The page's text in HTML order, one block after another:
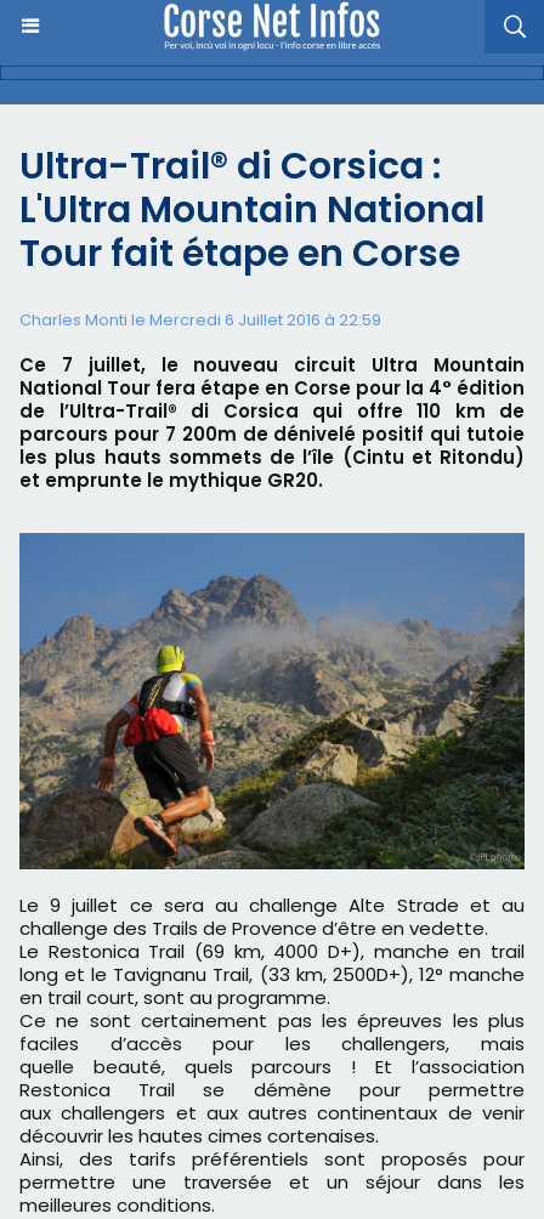
Ultra-Trail® di Corsica :
L'Ultra Mountain National
Tour fait étape en Corse
Charles Monti le Mercredi 6 Juillet 2016 à 22:59
Ce 7 juillet, le nouveau circuit Ultra Mountain
National Tour fera étape en Corse pour la 4° édition
de l’Ultra-Trail® di Corsica qui offre 110 km de
parcours pour 7 200m de dénivelé positif qui tutoie
les plus hauts sommets de l’île (Cintu et Ritondu)
et emprunte le mythique GR20.
Le 9 juillet ce sera au challenge Alte Strade et au
challenge des Trails de Provence d’être en vedette.
Le Restonica Trail (69 km, 4000 D+), manche en trail
long et le Tavignanu Trail, (33 km, 2500D+), 12° manche
en trail court, sont au programme.
Ce ne sont certainement pas les épreuves les plus
faciles d’accès pour les challengers, mais
quelle beauté, quels parcours ! Et l’association
Restonica Trail se démène pour permettre
aux challengers et aux autres continentaux de venir
découvrir les hautes cimes cortenaises.
Ainsi, des tarifs préférentiels sont proposés pour
permettre une traversée et un séjour dans les
meilleures conditions.